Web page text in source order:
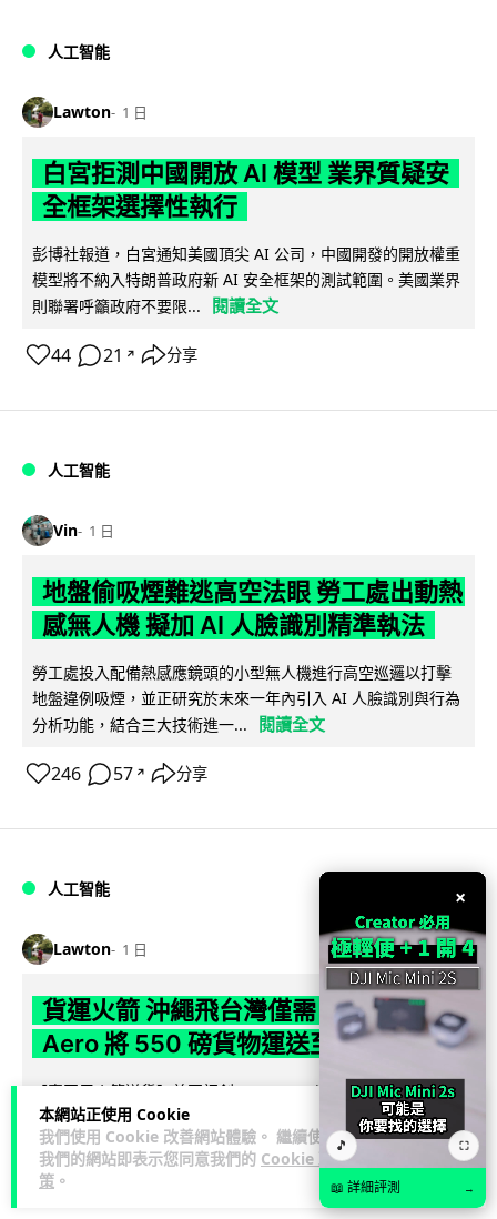
本網站正使用 Cookie
我們使用 Cookie 改善網站體驗。 繼續使用
我們的網站即表示您同意我們的 Cookie 政
策 。
人工智能
Lawton 1 日
白宮拒測中國開放 AI 模型 業界質疑安
全框架選擇性執行
彭博社報道，白宮通知美國頂尖 AI 公司，中國開發的開放權重
模型將不納入特朗普政府新 AI 安全框架的測試範圍。美國業界
則聯署呼籲政府不要限...
閱讀全文
44 21 ↗ 分享
人工智能
Vin 1 日
地盤偷吸煙難逃高空法眼 勞工處出動熱
感無人機 擬加 AI 人臉識別精準執法
勞工處投入配備熱感應鏡頭的小型無人機進行高空巡邏以打擊
地盤違例吸煙，並正研究於未來一年內引入 AI 人臉識別與行為
分析功能，結合三大技術進一...
閱讀全文
246 57 ↗ 分享
人工智能
Lawton 1 日
貨運火箭 沖繩飛台灣僅需 15 分鐘 Hop
Aero 將 550 磅貨物運送至 725 公里外
【真正用火箭送貨】美國初創 Hop Aero 公開自動駕駛貨運火
箭，聲稱可在 15 分鐘內將 250 公斤物資投送 750 公里外，並
以沖繩...
閱讀全文
55
×
🎵 ⛶
📖 詳細評測 →